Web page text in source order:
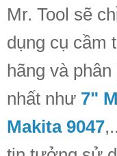
Mr. Tool sẽ
dụng cụ cầm
hãng và
nhất như 7"
Makita 9047